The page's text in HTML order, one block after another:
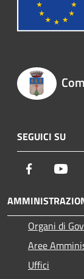
SEGUICI SU
Facebook
Organi di
Aree
Uffici